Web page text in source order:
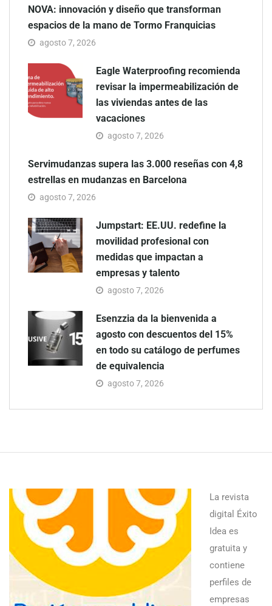
NOVA: innovación y diseño que transforman
espacios de la mano de Tormo Franquicias
agosto 7, 2026
Eagle Waterproofing recomienda
revisar la impermeabilización de
las viviendas antes de las
vacaciones
agosto 7, 2026
Servimudanzas supera las 3.000 reseñas con 4,8
estrellas en mudanzas en Barcelona
agosto 7, 2026
Jumpstart: EE.UU. redefine la
movilidad profesional con
medidas que impactan a
empresas y talento
agosto 7, 2026
Esenzzia da la bienvenida a
agosto con descuentos del 15%
en todo su catálogo de perfumes
de equivalencia
agosto 7, 2026
La revista
digital Éxito
Idea es
gratuita y
contiene
perfiles de
empresas